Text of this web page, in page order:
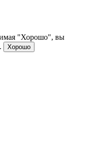
"Хорошо", вы
Хорошо